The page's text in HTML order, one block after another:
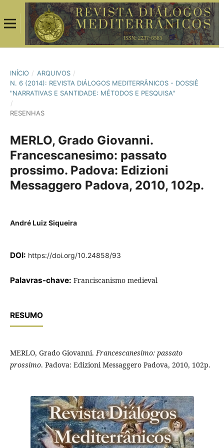
INÍCIO / ARQUIVOS /
N. 6 (2014): REVISTA DIÁLOGOS MEDITERRÂNICOS - DOSSIÊ
"NARRATIVAS E SANTIDADE: MÉTODOS E PESQUISA"
/
RESENHAS
MERLO, Grado Giovanni.
Francescanesimo: passato
prossimo. Padova: Edizioni
Messaggero Padova, 2010, 102p.
André Luiz Siqueira
DOI: https://doi.org/10.24858/93
Palavras-chave: Franciscanismo medieval
RESUMO
MERLO, Grado Giovanni.Francescanesimo: passato
prossimo. Padova: Edizioni Messaggero Padova, 2010, 102p.